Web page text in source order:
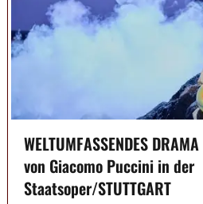
WELTUMFASSENDES
von Giacomo Puccini in der
Staatsoper/STUTTGART